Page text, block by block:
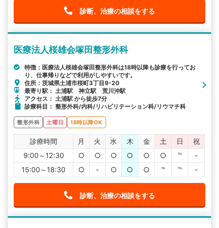
診断、治療の相談をする
医療法人桜雄会塚田整形外科
特徴：医療法人桜雄会塚田整形外科は18時以降も診療を行ってお
り、仕事帰りなどで利用がしやすいです。
住所：茨城県土浦市桜町3丁目9-20
最寄り駅： 土浦駅 神立駅 荒川沖駅
アクセス： 土浦駅 から徒歩7分
診療科目： 整形外科/内科/リハビリテーション科/リウマチ科
整形外科 土曜日 18時以降OK
診療時間 月 火 水 木 金 土 日
祝
9:00～12:30
○ ○ ○ ○ ○ ○ ℡
-
15:00～18:30
○ - ○ ○ ○ ℡ ℡ -
診断、治療の相談をする